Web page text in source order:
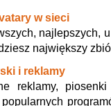
w sieci
najlepszych,
największy
i reklamy
reklamy,